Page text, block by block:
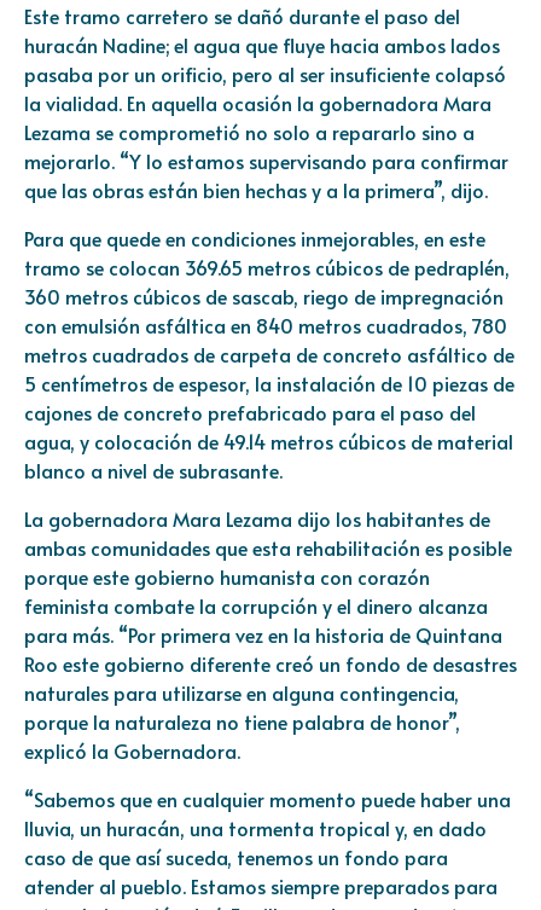
Este tramo carretero se dañó durante el paso del
huracán Nadine; el agua que fluye hacia ambos lados
pasaba por un orificio, pero al ser insuficiente colapsó
la vialidad. En aquella ocasión la gobernadora Mara
Lezama se comprometió no solo a repararlo sino a
mejorarlo. “Y lo estamos supervisando para confirmar
que las obras están bien hechas y a la primera”, dijo.
Para que quede en condiciones inmejorables, en este
tramo se colocan 369.65 metros cúbicos de pedraplén,
360 metros cúbicos de sascab, riego de impregnación
con emulsión asfáltica en 840 metros cuadrados, 780
metros cuadrados de carpeta de concreto asfáltico de
5 centímetros de espesor, la instalación de 10 piezas de
cajones de concreto prefabricado para el paso del
agua, y colocación de 49.14 metros cúbicos de material
blanco a nivel de subrasante.
La gobernadora Mara Lezama dijo los habitantes de
ambas comunidades que esta rehabilitación es posible
porque este gobierno humanista con corazón
feminista combate la corrupción y el dinero alcanza
para más. “Por primera vez en la historia de Quintana
Roo este gobierno diferente creó un fondo de desastres
naturales para utilizarse en alguna contingencia,
porque la naturaleza no tiene palabra de honor”,
explicó la Gobernadora.
“Sabemos que en cualquier momento puede haber una
lluvia, un huracán, una tormenta tropical y, en dado
caso de que así suceda, tenemos un fondo para
atender al pueblo. Estamos siempre preparados para